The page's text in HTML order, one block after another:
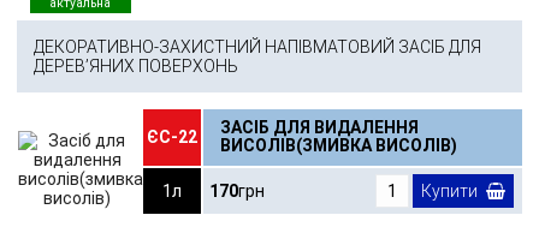
ДЕКОРАТИВНО-ЗАХИСТНИЙ НАПІВМАТОВИЙ ЗАСІБ ДЛЯ
ДЕРЕВ’ЯНИХ ПОВЕРХОНЬ
ЄС-22
ЗАСІБ ДЛЯ ВИДАЛЕННЯ
ВИСОЛІВ(ЗМИВКА ВИСОЛІВ)
1л 170грн Купити